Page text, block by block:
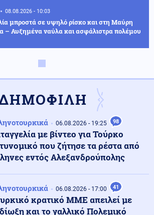
08.08.2026 - 10:03
μπροστά σε υψηλό ρίσκο και στη Μαύρη
– Αυξημένα ναύλα και ασφάλιστρα πολέμου
πυροσβεστικό ελικόπτερο ενώ επιχειρούσε
δασική πυρκαγιά στη Γιούτα
Αθηνών: Αντίστροφη μέτρηση 30
την αναβάθμιση
06.08.2026 - 19:25 98
με βίντεο για Τούρκο
που ζήτησε τα ρέστα από
εντός Αλεξανδρούπολης
06.08.2026 - 17:00 41
κρατικό ΜΜΕ απειλεί με
και το γαλλικό Πολεμικό